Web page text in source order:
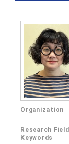
Organization
Research
Keywords